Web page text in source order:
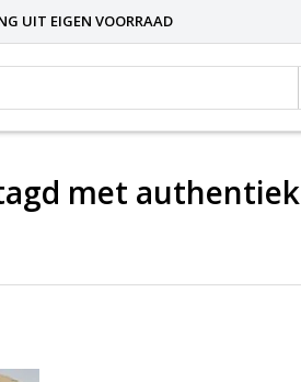
UIT EIGEN VOORRAAD
met authentiek